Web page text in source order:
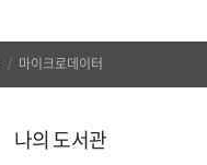
마이크로데이터
나의 도서관